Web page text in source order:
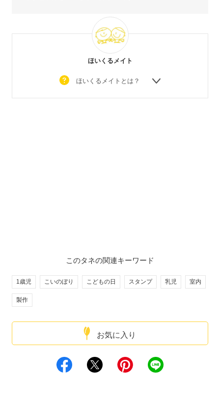
ほいくるメイト
ほいくるメイトとは？
お気に入り
このタネの関連キーワード
1歳児 こいのぼり こどもの日 スタンプ 乳児 室内
製作